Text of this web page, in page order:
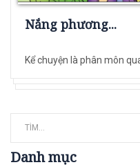
Nắng phương...
Kể chuyện là phân môn
Danh mục